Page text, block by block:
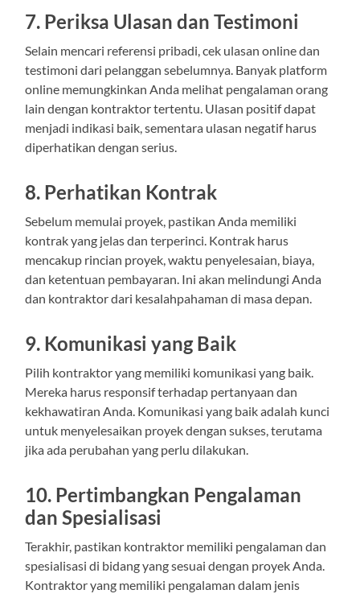
7. Periksa Ulasan dan Testimoni
Selain mencari referensi pribadi, cek ulasan online dan
testimoni dari pelanggan sebelumnya. Banyak platform
online memungkinkan Anda melihat pengalaman orang
lain dengan kontraktor tertentu. Ulasan positif dapat
menjadi indikasi baik, sementara ulasan negatif harus
diperhatikan dengan serius.
8. Perhatikan Kontrak
Sebelum memulai proyek, pastikan Anda memiliki
kontrak yang jelas dan terperinci. Kontrak harus
mencakup rincian proyek, waktu penyelesaian, biaya,
dan ketentuan pembayaran. Ini akan melindungi Anda
dan kontraktor dari kesalahpahaman di masa depan.
9. Komunikasi yang Baik
Pilih kontraktor yang memiliki komunikasi yang baik.
Mereka harus responsif terhadap pertanyaan dan
kekhawatiran Anda. Komunikasi yang baik adalah kunci
untuk menyelesaikan proyek dengan sukses, terutama
jika ada perubahan yang perlu dilakukan.
10. Pertimbangkan Pengalaman
dan Spesialisasi
Terakhir, pastikan kontraktor memiliki pengalaman dan
spesialisasi di bidang yang sesuai dengan proyek Anda.
Kontraktor yang memiliki pengalaman dalam jenis